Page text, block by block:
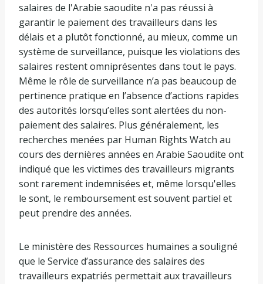
salaires de l'Arabie saoudite n'a pas réussi à
garantir le paiement des travailleurs dans les
délais et a plutôt fonctionné, au mieux, comme un
système de surveillance, puisque les violations des
salaires restent omniprésentes dans tout le pays.
Même le rôle de surveillance n’a pas beaucoup de
pertinence pratique en l’absence d’actions rapides
des autorités lorsqu’elles sont alertées du non-
paiement des salaires. Plus généralement, les
recherches menées par Human Rights Watch au
cours des dernières années en Arabie Saoudite ont
indiqué que les victimes des travailleurs migrants
sont rarement indemnisées et, même lorsqu'elles
le sont, le remboursement est souvent partiel et
peut prendre des années.
Le ministère des Ressources humaines a souligné
que le Service d’assurance des salaires des
travailleurs expatriés permettait aux travailleurs